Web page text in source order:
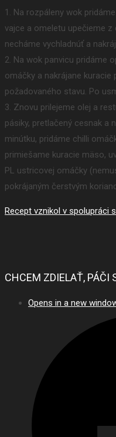
1. Na rozpáleny wok
vajce a omeletu upečieme
necháme vychladnúť a
2. Na wok panvicu pridáme
omáčky a nakrájane kuracie
požadovaného stavu. Po
3. Znovu prilejeme olej a
pásiky, pretlačený cesnak a
minútku, pridáme chilli
primiešame kuracie mäso,
PL ustricovej omáčky
pokrájaným čerstvým
Recept vznikol v spolupráci
CHCEM ZDIELAŤ, PÁČI
Opens in a new